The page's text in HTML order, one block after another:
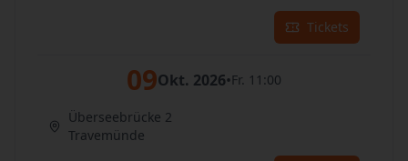
Tickets
09Okt. 2026•Fr. 11:00
Überseebrücke 2
Travemünde